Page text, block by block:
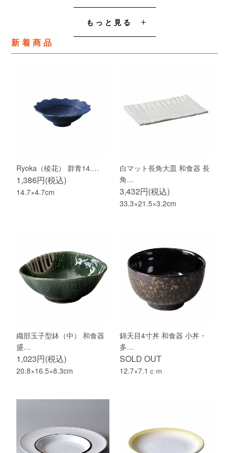
もっと見る
新着商品
Ryoka（稜花） 群青14.…
1,386円(税込)
14.7×4.7cm
白マット長角大皿 和食器 長
角…
3,432円(税込)
33.3×21.5×3.2cm
織部玉子型鉢（中） 和食器
盛…
1,023円(税込)
20.8×16.5×8.3cm
錦天目4寸丼 和食器 小丼・
多…
SOLD OUT
12.7×7.1ｃｍ